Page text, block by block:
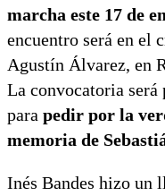
marcha este 17 de
encuentro será en el
Agustín Álvarez, en
La convocatoria será
para pedir por la
memoria de
Inés Bandes hizo un